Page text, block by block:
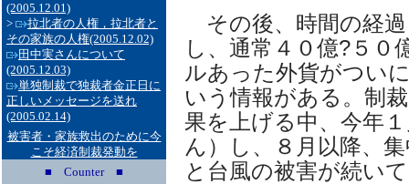
(2005.12.01)
>
拉北者の人権，拉北者と
その家族の人権(2005.12.02)
田中実さんについて
(2005.12.03)
単独制裁で独裁者金正日に
正しいメッセージを送れ
(2005.02.14)
被害者・家族救出のために今
こそ経済制裁発動を
■ Counter ■
その後、時間の経
し、通常４０億?５０
ルあった外貨がつい
いう情報がある。制
果を上げる中、今年
ん）し、８月以降、
と台風の被害が続い